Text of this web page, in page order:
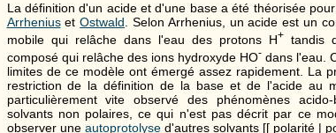
La définition d'un acide et d'une base a été théorisée
ArrheniusetOstwald . Selon Arrhenius, un acide est un
mobile qui relâche dans l'eau des protons H+tandis
composé qui relâche des ions hydroxyde HO-dans l'eau.
limites de ce modèle ont émergé assez rapidement. La
restriction de la définition de la base et de l'acide au
particulièrement vite observé des phénomènes
solvants non polaires, ce qui n'est pas décrit par ce
observer une autoprotolysed'autres solvants [[ polarité |